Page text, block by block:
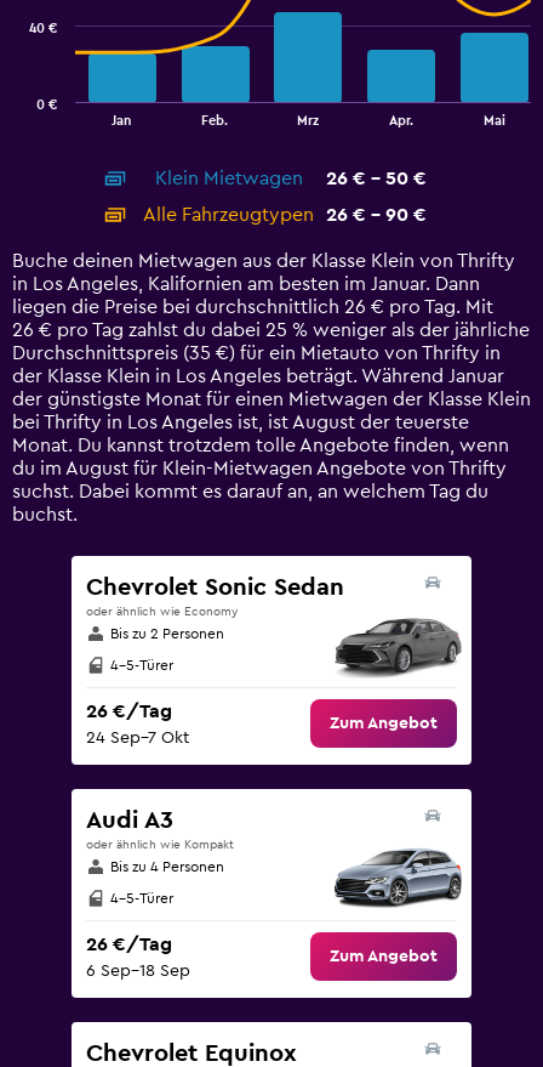
categories.
14
categories.
The
chart
has
1
Y
axis
displaying
values.
Range:
0
to
Jan Feb. Mrz Apr. Mai
0 €
40 €
Klein Mietwagen
26 € - 50 €
Alle Fahrzeugtypen
26 € - 90 €
Buche deinen Mietwagen aus der Klasse Klein von Thrifty
in Los Angeles, Kalifornien am besten im Januar. Dann
liegen die Preise bei durchschnittlich 26 € pro Tag. Mit
26 € pro Tag zahlst du dabei 25 % weniger als der jährliche
Durchschnittspreis (35 €) für ein Mietauto von Thrifty in
der Klasse Klein in Los Angeles beträgt. Während Januar
der günstigste Monat für einen Mietwagen der Klasse Klein
bei Thrifty in Los Angeles ist, ist August der teuerste
Monat. Du kannst trotzdem tolle Angebote finden, wenn
du im August für Klein-Mietwagen Angebote von Thrifty
suchst. Dabei kommt es darauf an, an welchem Tag du
buchst.
Chevrolet Sonic Sedan
oder ähnlich wie Economy
Bis zu 2 Personen
4-5-Türer
26 €/Tag
24 Sep–7 Okt
Zum Angebot
Audi A3
oder ähnlich wie Kompakt
Bis zu 4 Personen
4-5-Türer
26 €/Tag
6 Sep–18 Sep
Zum Angebot
Chevrolet Equinox